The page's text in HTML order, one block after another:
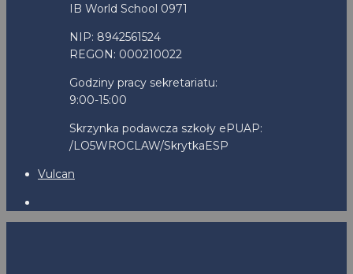
IB World School 0971
NIP: 8942561524
REGON: 000210022
Godziny pracy sekretariatu:
9:00-15:00
Skrzynka podawcza szkoły ePUAP:
/LO5WROCLAW/SkrytkaESP
Vulcan